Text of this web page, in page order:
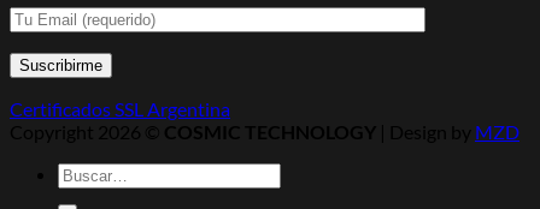
Certificados SSL Argentina
Copyright 2026 © COSMIC TECHNOLOGY | Design by MZD
Buscar
por: